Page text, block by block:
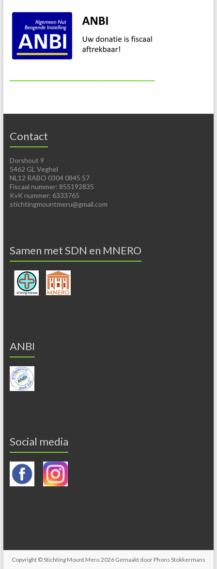
Contact
Dorshout 9
5462 GL Veghel
NL12 RABO 0304 0845 57
Fiscaal nummer: 855192835
KvK nummer: 6333765
stichtingmountmeru@gmail.com
Samen met SDN en MNERO
ANBI
Social media
Copyright © Stichting Mount Meru 2026 Gemaakt door Phons Stokkermans